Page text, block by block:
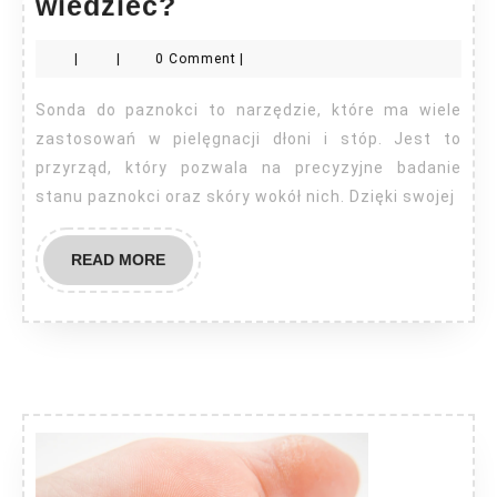
służy
sonda
do
paznokci
–
co
trzeba
0 Comment
Sonda do paznokci to narzędzie, które ma wiele
zastosowań w pielęgnacji dłoni i stóp. Jest to
przyrząd, który pozwala na precyzyjne badanie
stanu paznokci oraz skóry wokół nich. Dzięki swojej
READ MOREREAD
MORE